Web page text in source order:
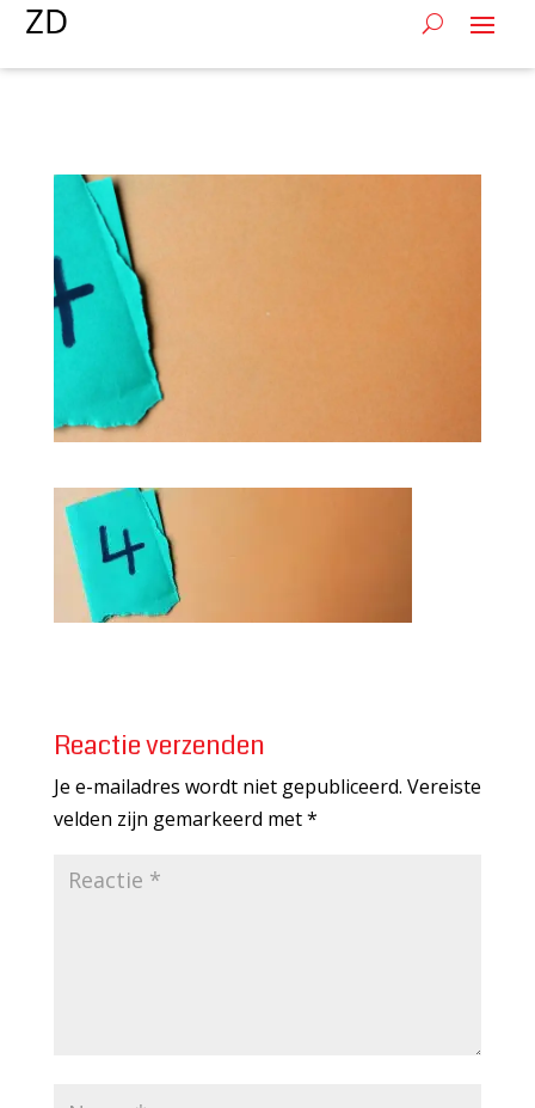
Reactie verzenden
Je e-mailadres wordt niet gepubliceerd. Vereiste
velden zijn gemarkeerd met*